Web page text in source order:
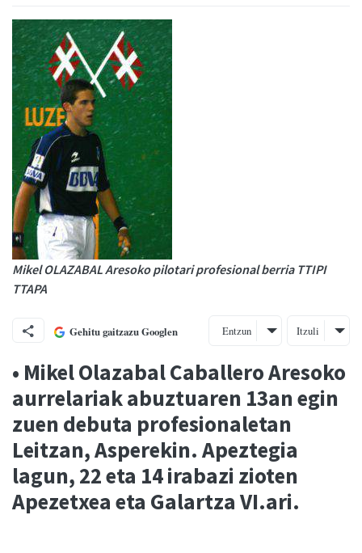
Mikel OLAZABAL Aresoko pilotari profesional berria TTIPI
TTAPA
Gehitu gaitzazu Googlen Entzun Itzuli
• Mikel Olazabal Caballero Aresoko
aurrelariak abuztuaren 13an egin
zuen debuta profesionaletan
Leitzan, Asperekin. Apeztegia
lagun, 22 eta 14 irabazi zioten
Apezetxea eta Galartza VI.ari.